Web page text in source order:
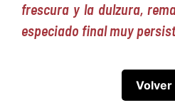
frescura y la dulzura,
especiado final muy